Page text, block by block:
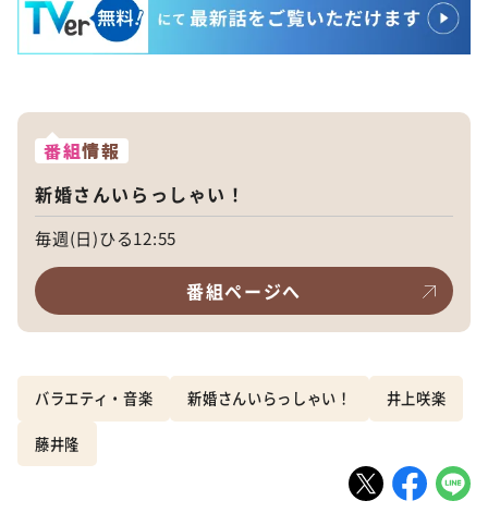
番組情報
新婚さんいらっしゃい！
毎週(日)ひる12:55
番組ページへ
バラエティ・音楽 新婚さんいらっしゃい！ 井上咲楽
藤井隆